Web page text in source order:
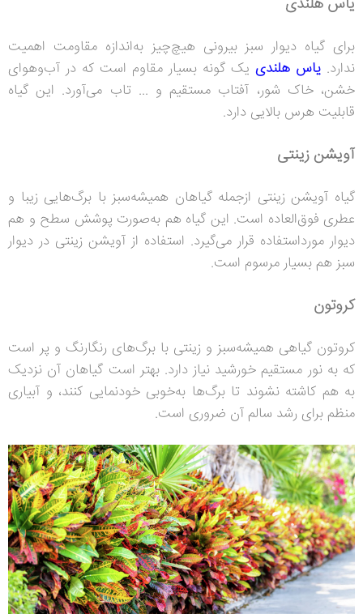
برای گیاه دیوار سبز بیرونی هیچ‌چیز به‌اندازه مقاومت اهمیت
ندارد. یاس هلندی یک ‌گونه بسیار مقاوم است که در آب‌وهوای
خشن، خاک شور، آفتاب مستقیم و ... تاب می‌آورد. این گیاه
قابلیت هرس بالایی دارد.
آویشن زینتی
گیاه آویشن زینتی ازجمله گیاهان همیشه‌سبز با برگ‌هایی زیبا و
عطری فوق‌العاده است. این گیاه هم به‌صورت پوشش سطح و هم
دیوار مورداستفاده قرار می‌گیرد. استفاده از آویشن زینتی در دیوار
سبز هم بسیار مرسوم است.
کروتون
کروتون گیاهی همیشه‌سبز و زینتی با برگ‌های رنگارنگ و پر است
که به نور مستقیم خورشید نیاز دارد. بهتر است گیاهان آن نزدیک
به هم کاشته نشوند تا برگ‌ها به‌خوبی خودنمایی کنند، و آبیاری
منظم برای رشد سالم آن ضروری است.